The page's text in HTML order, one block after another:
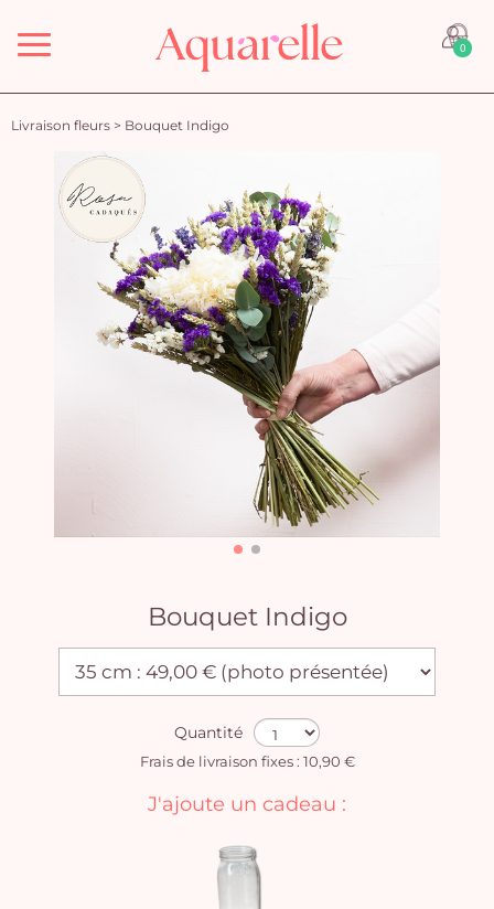
Menu 0
Livraison fleurs > Bouquet Indigo
Bouquet Indigo
Quantité
Frais de livraison fixes : 10,90 €
J'ajoute un cadeau :